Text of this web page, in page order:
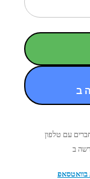
בוואטסאפ